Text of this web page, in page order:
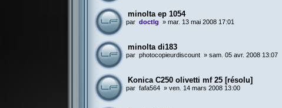
minolta ep 1054
par doctlg »mar. 13 mai 2008 17:01
minolta di183
par photocopieurdiscount »sam. 05 avr. 2008 13:07
Konica C250 olivetti mf 25 [résolu]
par fafa564 »ven. 14 mars 2008 13:00